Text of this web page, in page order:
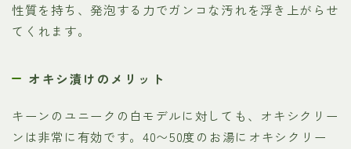
性質を持ち、発泡する力でガンコな汚れを浮き上がらせ
てくれます。
オキシ漬けのメリット
キーンのユニークの白モデルに対しても、オキシクリー
ンは非常に有効です。40〜50度のお湯にオキシクリー